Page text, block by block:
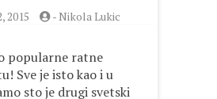
2015 -Nikola Lukic
popularne ratne
Sve je isto kao i u
sto je drugi svetski